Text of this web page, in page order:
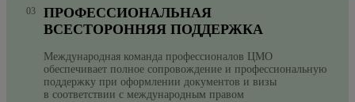
ПРОФЕССИОНАЛЬНАЯ
ВСЕСТОРОННЯЯ ПОДДЕРЖКА
Международная команда профессионалов ЦМО
обеспечивает полное сопровождение и профессиональную
поддержку при оформлении документов и визы
в соответствии с международным правом